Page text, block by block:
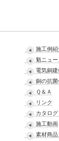
施工例
魁ニュ
電気銅
銅の抗
Ｑ＆Ａ
リンク
カタロ
施工動画
素材商